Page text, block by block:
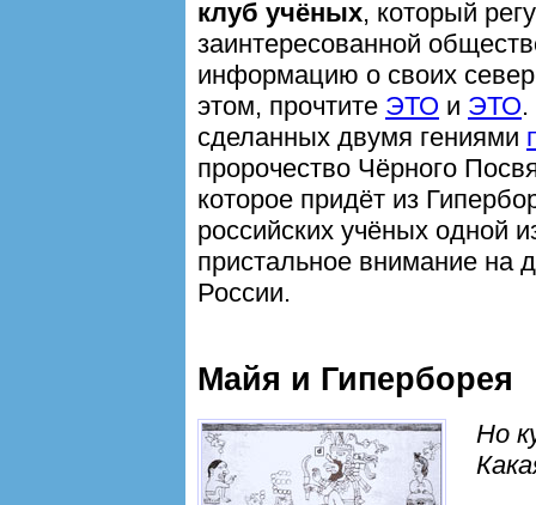
клуб учёных, который
заинтересованной
информацию о своих
этом, прочтите ЭТО и ЭТО.
сделанных двумя гениями
пророчество Чёрного
которое придёт из
российских учёных одной
пристальное внимание на
России.
Майя и Гиперборея
Но